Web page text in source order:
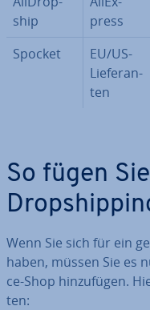
ship
press
Spocket
EU/US-
Lie­fe­ran­
ten
So fügen
Wenn Sie sich für ein
haben, müssen Sie es
ce-Shop hin­zu­fü­gen.
ten: